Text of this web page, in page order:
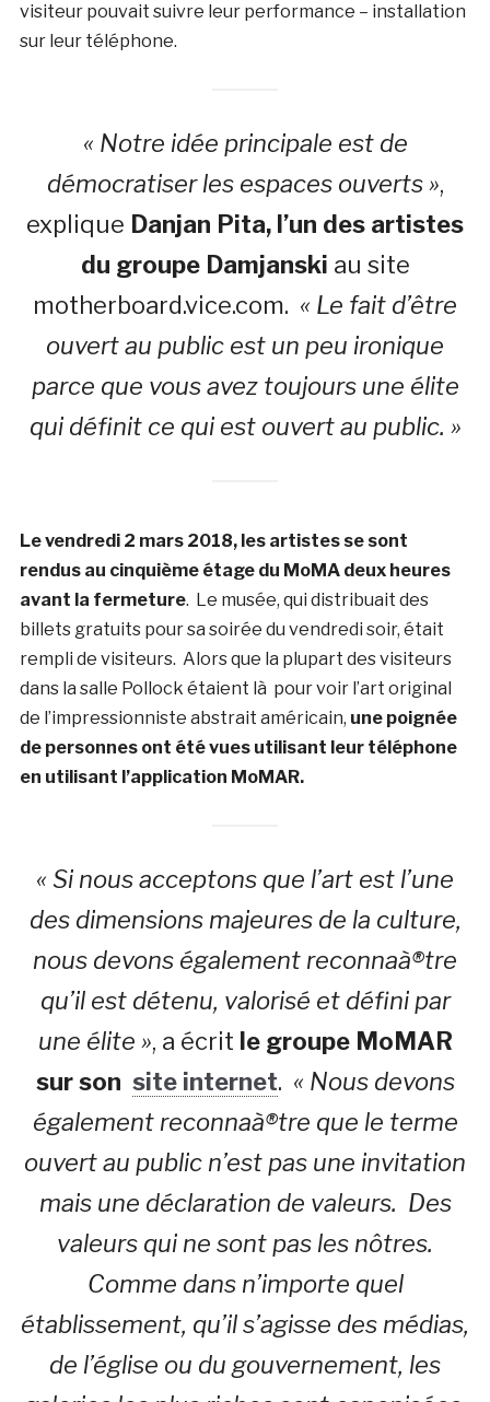
visiteur pouvait suivre leur performance – installation
sur leur téléphone.
« Notre idée principale est de
démocratiser les espaces ouverts »,
explique Danjan Pita, l’un des artistes
du groupe Damjanski au site
motherboard.vice.com. « Le fait d’être
ouvert au public est un peu ironique
parce que vous avez toujours une élite
qui définit ce qui est ouvert au public. »
Le vendredi 2 mars 2018, les artistes se sont
rendus au cinquième étage du MoMA deux heures
avant la fermeture. Le musée, qui distribuait des
billets gratuits pour sa soirée du vendredi soir, était
rempli de visiteurs. Alors que la plupart des visiteurs
dans la salle Pollock étaient là pour voir l’art original
de l’impressionniste abstrait américain, une poignée
de personnes ont été vues utilisant leur téléphone
en utilisant l’application MoMAR.
« Si nous acceptons que l’art est l’une
des dimensions majeures de la culture,
nous devons également reconnaà®tre
qu’il est détenu, valorisé et défini par
une élite », a écrit le groupe MoMAR
sur son site internet. « Nous devons
également reconnaà®tre que le terme
ouvert au public n’est pas une invitation
mais une déclaration de valeurs. Des
valeurs qui ne sont pas les nôtres.
Comme dans n’importe quel
établissement, qu’il s’agisse des médias,
de l’église ou du gouvernement, les